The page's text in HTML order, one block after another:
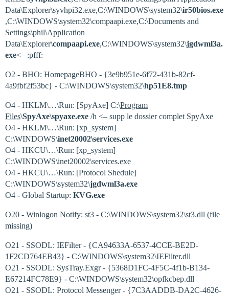
Data\Explorer\syvhpi32.exe,C:\WINDOWS\system32\ir50bios.exe
,C:\WINDOWS\system32\compaapi.exe,C:\Documents and
Settings\phil\Application
Data\Explorer\compaapi.exe,C:\WINDOWS\system32\jgdwml3a.
exe<– :pfff:
O2 - BHO: HomepageBHO - {3e9b951e-6f72-431b-82cf-
4a9fbf2f53bc} - C:\WINDOWS\system32\hp51E8.tmp
O4 - HKLM\…\Run: [SpyAxe] C:\Program
Files\SpyAxe\spyaxe.exe /h <– supp le dossier complet SpyAxe
O4 - HKLM\…\Run: [xp_system]
C:\WINDOWS\inet20002\services.exe
O4 - HKCU\…\Run: [xp_system]
C:\WINDOWS\inet20002\services.exe
O4 - HKCU\…\Run: [Protocol Shedule]
C:\WINDOWS\system32\jgdwml3a.exe
O4 - Global Startup: KVG.exe
O20 - Winlogon Notify: st3 - C:\WINDOWS\system32\st3.dll (file
missing)
O21 - SSODL: IEFilter - {CA94633A-6537-4CCE-BE2D-
1F2CD764EB43} - C:\WINDOWS\system32\IEFilter.dll
O21 - SSODL: SysTray.Exgr - {5368D1FC-4F5C-4f1b-B134-
E67214FC78E9} - C:\WINDOWS\system32\opfkcbep.dll
O21 - SSODL: Protocol Messenger - {7C3AADDB-DA2C-4626-